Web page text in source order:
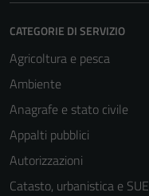
CATEGORIE DI SERVIZIO
Agricoltura e pesca
Ambiente
Anagrafe e stato civile
Appalti pubblici
Autorizzazioni
Catasto, urbanistica e SUE